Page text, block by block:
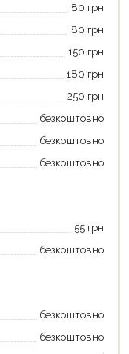
80 грн
80 грн
150 грн
180 грн
250 грн
безкоштовно
безкоштовно
безкоштовно
55 грн
безкоштовно
безкоштовно
безкоштовно